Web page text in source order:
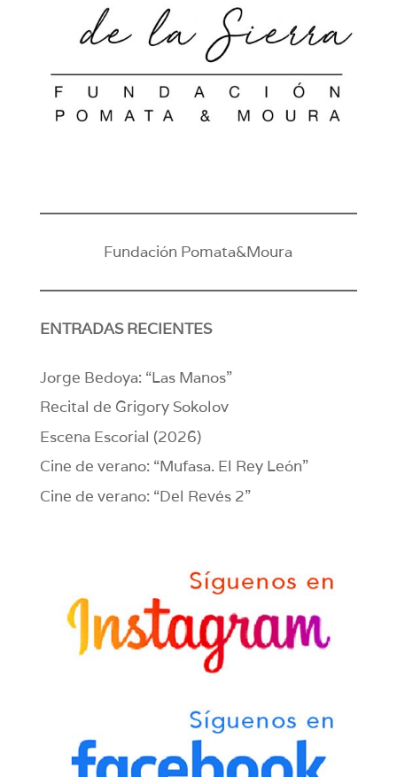
Fundación Pomata&Moura
ENTRADAS RECIENTES
Jorge Bedoya: “Las Manos”
Recital de Grigory Sokolov
Escena Escorial (2026)
Cine de verano: “Mufasa. El Rey León”
Cine de verano: “Del Revés 2”